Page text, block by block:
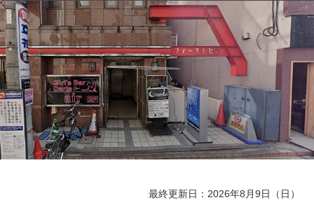
最終更新日：2026年8月9日（日）